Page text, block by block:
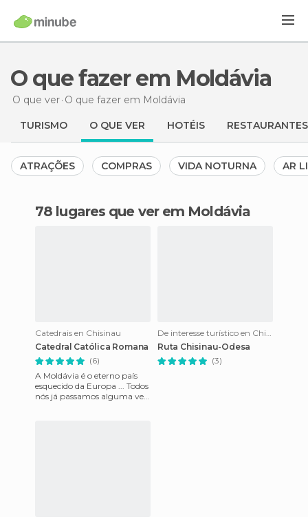
O que fazer em Moldávia
O que ver O que fazer em Moldávia
TURISMO O QUE VER HOTÉIS RESTAURANTES
ATRAÇÕES COMPRAS VIDA NOTURNA AR
78 lugares que ver em Moldávia
Catedrais en Chisinau
Catedral Católica Romana
(6)
A Moldávia é o eterno país
esquecido da Europa ... Todos
nós já passamos alguma vez
De interesse turístico en Chisinau
Ruta Chisinau-Odesa
(3)